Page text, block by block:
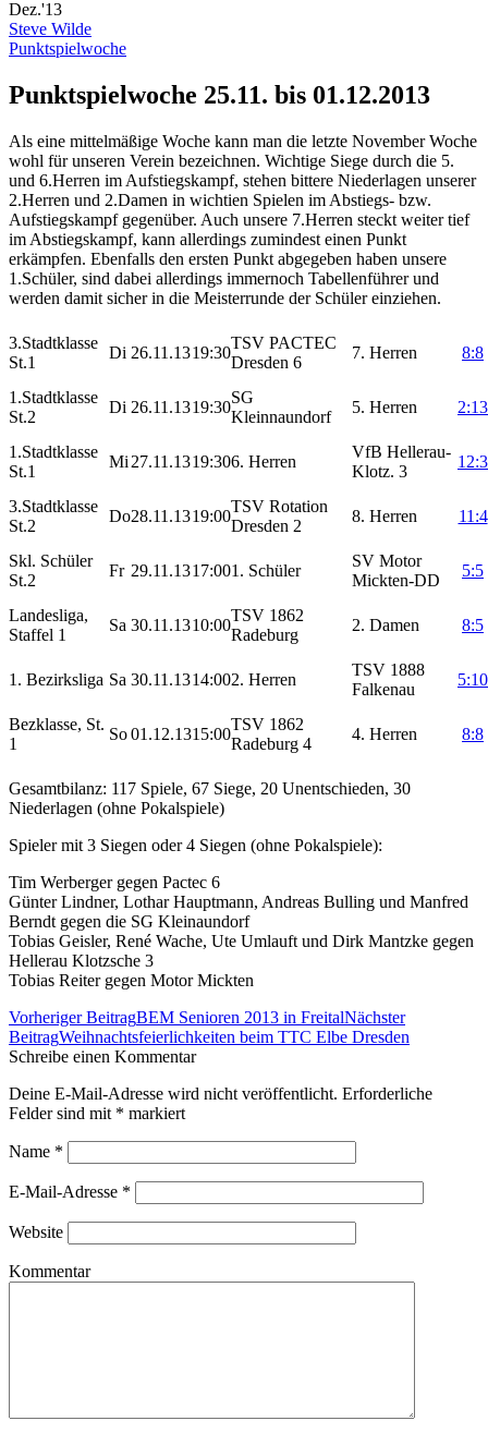
Dez.'13
Steve Wilde
Punktspielwoche
Punktspielwoche 25.11. bis 01.12.2013
Als eine mittelmäßige Woche kann man die letzte November Woche
wohl für unseren Verein bezeichnen. Wichtige Siege durch die 5.
und 6.Herren im Aufstiegskampf, stehen bittere Niederlagen unserer
2.Herren und 2.Damen in wichtien Spielen im Abstiegs- bzw.
Aufstiegskampf gegenüber. Auch unsere 7.Herren steckt weiter tief
im Abstiegskampf, kann allerdings zumindest einen Punkt
erkämpfen. Ebenfalls den ersten Punkt abgegeben haben unsere
1.Schüler, sind dabei allerdings immernoch Tabellenführer und
werden damit sicher in die Meisterrunde der Schüler einziehen.
3.Stadtklasse
St.1
Di 26.11.1319:30
TSV PACTEC
Dresden 6
7. Herren 8:8
1.Stadtklasse
St.2
Di 26.11.1319:30
SG
Kleinnaundorf
5. Herren 2:13
1.Stadtklasse
St.1
Mi 27.11.1319:306. Herren
VfB Hellerau-
Klotz. 3
12:3
3.Stadtklasse
St.2
Do28.11.1319:00
TSV Rotation
Dresden 2
8. Herren 11:4
Skl. Schüler
St.2
Fr 29.11.1317:001. Schüler
SV Motor
Mickten-DD
5:5
Landesliga,
Staffel 1
Sa 30.11.1310:00
TSV 1862
Radeburg
2. Damen 8:5
1. Bezirksliga Sa 30.11.1314:002. Herren
TSV 1888
Falkenau
5:10
Bezklasse, St.
1
So01.12.1315:00
TSV 1862
Radeburg 4
4. Herren 8:8
Gesamtbilanz: 117 Spiele, 67 Siege, 20 Unentschieden, 30
Niederlagen (ohne Pokalspiele)
Spieler mit 3 Siegen oder 4 Siegen (ohne Pokalspiele):
Tim Werberger gegen Pactec 6
Günter Lindner, Lothar Hauptmann, Andreas Bulling und Manfred
Berndt gegen die SG Kleinaundorf
Tobias Geisler, René Wache, Ute Umlauft und Dirk Mantzke gegen
Hellerau Klotzsche 3
Tobias Reiter gegen Motor Mickten
Beitrags-
Navigation
Vorheriger BeitragBEM Senioren 2013 in FreitalNächster
BeitragWeihnachtsfeierlichkeiten beim TTC Elbe Dresden
Schreibe einen Kommentar
Deine E-Mail-Adresse wird nicht veröffentlicht. Erforderliche
Felder sind mit * markiert
Name *
E-Mail-Adresse *
Website
Kommentar